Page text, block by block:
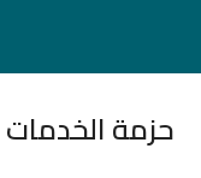
حزمة الخدمات